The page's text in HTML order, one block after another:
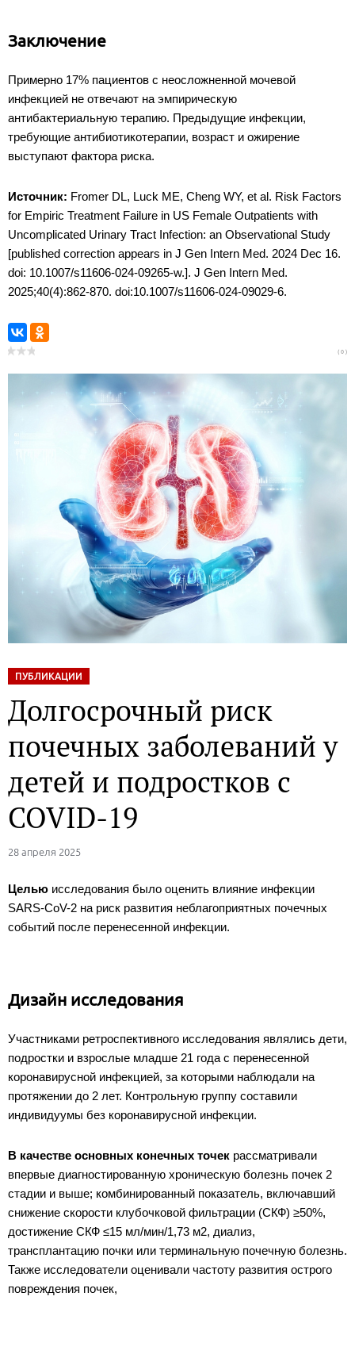
Заключение
Примерно 17% пациентов с неосложненной мочевой
инфекцией не отвечают на эмпирическую
антибактериальную терапию. Предыдущие инфекции,
требующие антибиотикотерапии, возраст и ожирение
выступают фактора риска.
Источник: Fromer DL, Luck ME, Cheng WY, et al. Risk Factors
for Empiric Treatment Failure in US Female Outpatients with
Uncomplicated Urinary Tract Infection: an Observational Study
[published correction appears in J Gen Intern Med. 2024 Dec 16.
doi: 10.1007/s11606-024-09265-w.]. J Gen Intern Med.
2025;40(4):862-870. doi:10.1007/s11606-024-09029-6.
( 0 )
ПУБЛИКАЦИИ
Долгосрочный риск
почечных заболеваний у
детей и подростков с
COVID-19
28 апреля 2025
Целью исследования было оценить влияние инфекции
SARS-CoV-2 на риск развития неблагоприятных почечных
событий после перенесенной инфекции.
Дизайн исследования
Участниками ретроспективного исследования являлись дети,
подростки и взрослые младше 21 года с перенесенной
коронавирусной инфекцией, за которыми наблюдали на
протяжении до 2 лет. Контрольную группу составили
индивидуумы без коронавирусной инфекции.
В качестве основных конечных точек рассматривали
впервые диагностированную хроническую болезнь почек 2
стадии и выше; комбинированный показатель, включавший
снижение скорости клубочковой фильтрации (СКФ) ≥50%,
достижение СКФ ≤15 мл/мин/1,73 м2, диализ,
трансплантацию почки или терминальную почечную болезнь.
Также исследователи оценивали частоту развития острого
повреждения почек,